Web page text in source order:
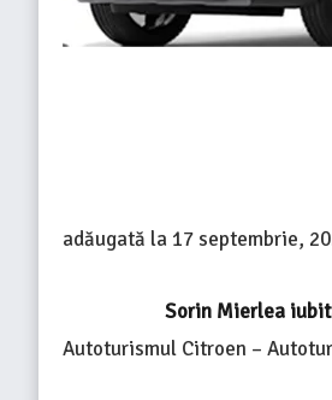
adăugată la 17 septembrie,
Sorin Mierlea
Autoturismul Citroen –